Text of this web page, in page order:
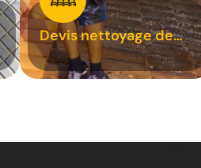
Devis nettoyage de
toiture 31